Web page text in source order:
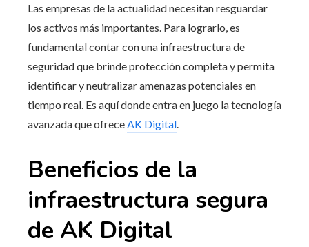
Las empresas de la actualidad necesitan resguardar
los activos más importantes. Para lograrlo, es
fundamental contar conuna infraestructura de
seguridadque brinde protección completa y permita
identificar y neutralizar amenazas potenciales en
tiempo real. Es aquí donde entra en juego la tecnología
avanzada que ofrece AK Digital
Beneficios de la
infraestructura segura
de AK Digital